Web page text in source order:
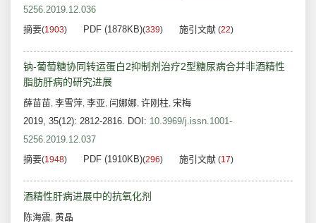
5256.2019.12.036
摘要(1903) PDF (1878KB)(339) 施引文献 (22)
钠-葡萄糖协同转运蛋白2抑制剂治疗2型糖尿病合并非酒精性
脂肪肝病的研究进展
薛苗苗, 李雪萍, 李亚, 闫娜娜, 许刚柱, 宋梅
2019, 35(12): 2812-2816. DOI: 10.3969/j.issn.1001-
5256.2019.12.037
摘要(1948) PDF (1910KB)(296) 施引文献 (17)
酒精性肝病进展中的抗氧化剂
陈海震, 黄晶